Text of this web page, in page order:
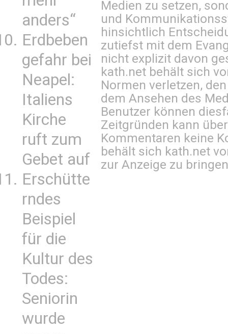
anders“
Erdbeben
gefahr bei
Neapel:
Italiens
Kirche
ruft zum
Gebet auf
Erschütte
rndes
Beispiel
für die
Kultur des
Todes:
Seniorin
wurde
Medien zu setzen,
und
hinsichtlich
zutiefst mit dem
nicht explizit davon
kath.net behält sich
Normen verletzen,
dem Ansehen des
Benutzer können
Zeitgründen kann
Kommentaren keine
behält sich kath.net
zur Anzeige zu